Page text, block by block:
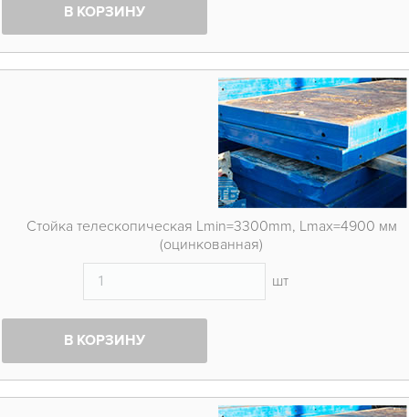
В КОРЗИНУ
Стойка телескопическая Lmin=3300mm, Lmax=4900 мм
(оцинкованная)
шт
В КОРЗИНУ